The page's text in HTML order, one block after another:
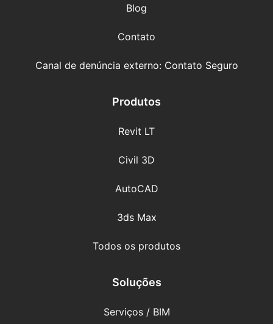
Blog
Contato
Canal de denúncia externo: Contato Seguro
Produtos
Revit LT
Civil 3D
AutoCAD
3ds Max
Todos os produtos
Soluções
Serviços / BIM